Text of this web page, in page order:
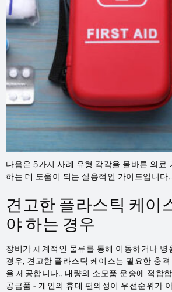
다음은 5가지 사례 유형 각각을 올바른 의료
하는 데 도움이 되는 실용적인 가이드입니다..
견고한 플라스틱 케이
야 하는 경우
장비가 체계적인 물류를 통해 이동하거나 병
경우, 견고한 플라스틱 케이스는 필요한 충
을 제공합니다.. 대량의 소모품 운송에 적합
공급품 - 개인의 휴대 편의성이 우선순위가